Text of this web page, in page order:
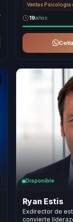
Ventas Psicologia
19años
Disponible
Ryan Estis
Exdirector de
convierte